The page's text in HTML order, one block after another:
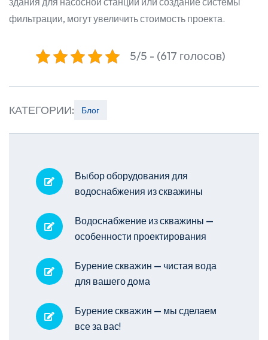
фильтрации, могут увеличить стоимость проекта.
5/5 - (617 голосов)
КАТЕГОРИИ: Блог
Выбор оборудования для
водоснабжения из скважины
Водоснабжение из скважины —
особенности проектирования
Бурение скважин — чистая вода
для вашего дома
Бурение скважин — мы сделаем
все за вас!